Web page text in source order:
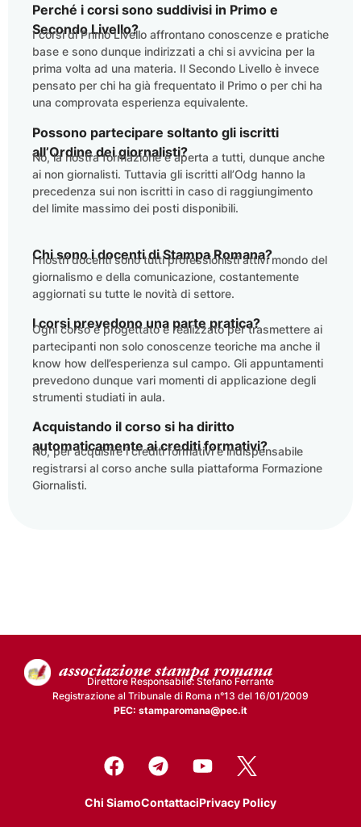
Perché i corsi sono suddivisi in Primo e
Secondo Livello?
I corsi di Primo Livello affrontano conoscenze e pratiche
base e sono dunque indirizzati a chi si avvicina per la
prima volta ad una materia. Il Secondo Livello è invece
pensato per chi ha già frequentato il Primo o per chi ha
una comprovata esperienza equivalente.
Possono partecipare soltanto gli iscritti
all’Ordine dei giornalisti?
No, la nostra formazione è aperta a tutti, dunque anche
ai non giornalisti. Tuttavia gli iscritti all’Odg hanno la
precedenza sui non iscritti in caso di raggiungimento
del limite massimo dei posti disponibili.
Chi sono i docenti di Stampa Romana?
I nostri docenti sono tutti professionisti attivi mondo del
giornalismo e della comunicazione, costantemente
aggiornati su tutte le novità di settore.
I corsi prevedono una parte pratica?
Ogni corso è progettato e realizzato per trasmettere ai
partecipanti non solo conoscenze teoriche ma anche il
know how dell’esperienza sul campo. Gli appuntamenti
prevedono dunque vari momenti di applicazione degli
strumenti studiati in aula.
Acquistando il corso si ha diritto
automaticamente ai crediti formativi?
No, per acquisire i crediti formativi è indispensabile
registrarsi al corso anche sulla piattaforma Formazione
Giornalisti.
Direttore Responsabile: Stefano Ferrante
Registrazione al Tribunale di Roma n°13 del 16/01/2009
PEC: stamparomana@pec.it
Chi SiamoContattaciPrivacy Policy